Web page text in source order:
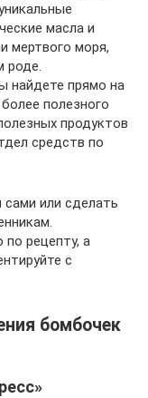
масла и
мертвого моря,
роде.
найдете прямо на
полезного
продуктов
средств по
или сделать
рецепту, а
с
бомбочек